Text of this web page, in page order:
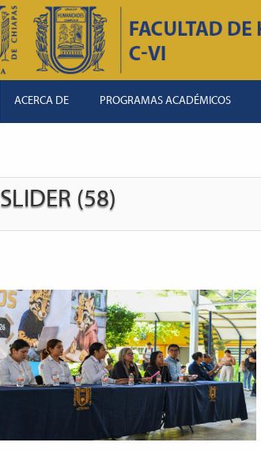
ACERCA DE PROGRAMAS ACADÉMICOS
SLIDER (58)